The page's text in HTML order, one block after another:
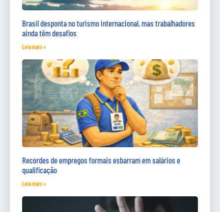
Brasil desponta no turismo internacional, mas trabalhadores
ainda têm desafios
Leia mais »
Recordes de empregos formais esbarram em salários e
qualificação
Leia mais »